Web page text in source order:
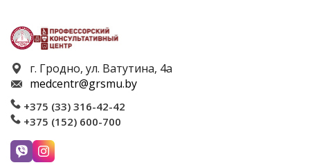
г. Гродно, ул. Ватутина, 4а
medcentr@grsmu.by
+375 (33) 316-42-42
+375 (152) 600-700